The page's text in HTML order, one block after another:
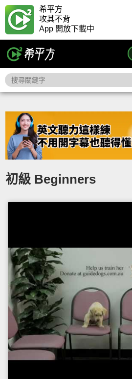
希平方
攻其不背
App 開放下載中
初級 Beginners